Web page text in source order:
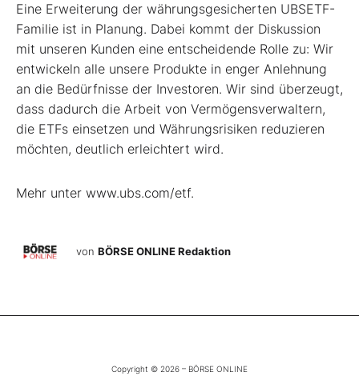
Eine Erweiterung der währungsgesicherten UBSETF-
Familie ist in Planung. Dabei kommt der Diskussion
mit unseren Kunden eine entscheidende Rolle zu: Wir
entwickeln alle unsere Produkte in enger Anlehnung
an die Bedürfnisse der Investoren. Wir sind überzeugt,
dass dadurch die Arbeit von Vermögensverwaltern,
die ETFs einsetzen und Währungsrisiken reduzieren
möchten, deutlich erleichtert wird.
Mehr unter www.ubs.com/etf.
von BÖRSE ONLINE Redaktion
Copyright © 2026 – BÖRSE ONLINE